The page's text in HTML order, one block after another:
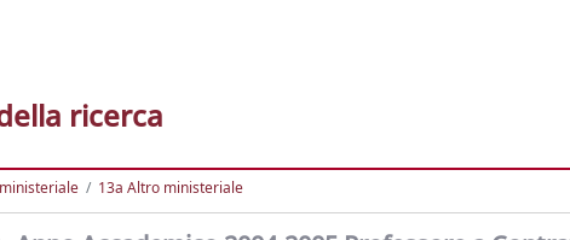
ricerca
13a Altro ministeriale